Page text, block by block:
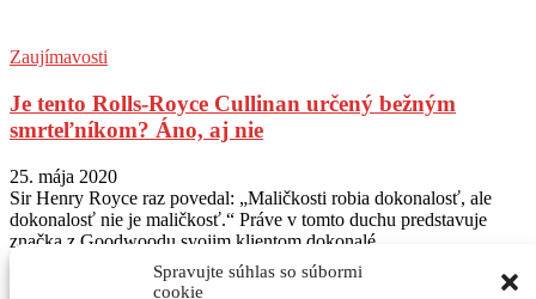
Spravujte súhlas so súbormi
cookie
Zaujímavosti
Je tento Rolls-Royce Cullinan určený bežným
smrteľníkom? Áno, aj nie
25. mája 2020
Sir Henry Royce raz povedal: „Maličkosti robia dokonalosť, ale
dokonalosť nie je maličkosť.“ Práve v tomto duchu predstavuje
značka z Goodwoodu svojim klientom dokonalé...
Sledujte nás na Instagram